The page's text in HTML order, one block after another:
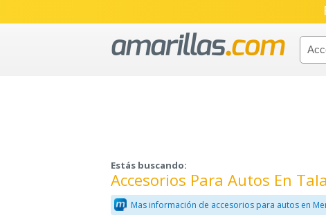
Estás buscando:
Accesorios Para Autos En
Mas información de accesorios para autos en